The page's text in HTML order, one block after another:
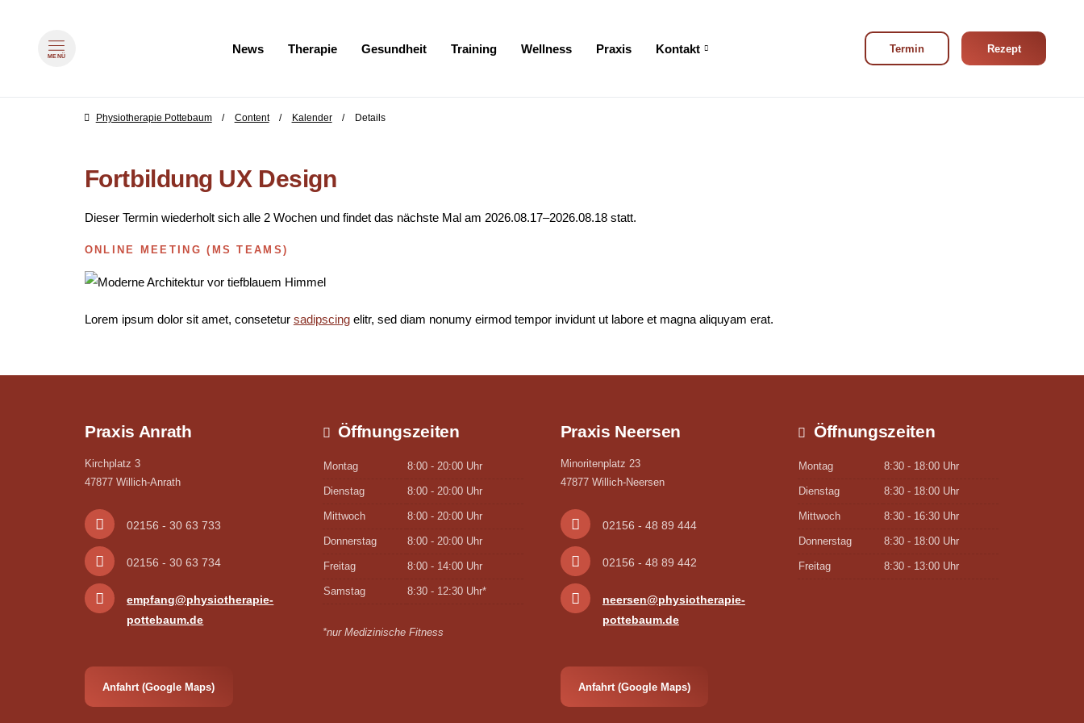
MENÜ
News Therapie Gesundheit Training Wellness Praxis Kontakt Termin Rezept
zum Inhalt springen
Physiotherapie Pottebaum Content Kalender Details
Fortbildung UX Design
Dieser Termin wiederholt sich alle 2 Wochen und findet das nächste Mal am 2026.08.17–2026.08.18statt.
ONLINE MEETING ( MS TEAMS )
Lorem ipsum dolor sit amet, consetetur sadipscingelitr, sed diam nonumy eirmod tempor invidunt ut labore et magna aliquyam erat.
Praxis Anrath
Kirchplatz 3
47877 Willich-Anrath
02156 - 30 63 733
02156 - 30 63 734
empfang@physiotherapie-
pottebaum.de
Anfahrt (Google Maps)
Öffnungszeiten
Montag 8:00 - 20:00 Uhr
Dienstag 8:00 - 20:00 Uhr
Mittwoch 8:00 - 20:00 Uhr
Donnerstag 8:00 - 20:00 Uhr
Freitag 8:00 - 14:00 Uhr
Samstag 8:30 - 12:30 Uhr*
*nur Medizinische Fitness
Praxis Neersen
Minoritenplatz 23
47877 Willich-Neersen
02156 - 48 89 444
02156 - 48 89 442
neersen@physiotherapie-
pottebaum.de
Anfahrt (Google Maps)
Öffnungszeiten
Montag 8:30 - 18:00 Uhr
Dienstag 8:30 - 18:00 Uhr
Mittwoch 8:30 - 16:30 Uhr
Donnerstag 8:30 - 18:00 Uhr
Freitag 8:30 - 13:00 Uhr